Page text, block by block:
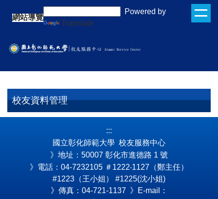
要
內
網站導覽
Powered by
Translate
校友資料管理
:::
國立彰化師範大學 校友服務中心
》地址：50007 彰化市進德路 1 號
》電話：04-7232105 ＃1222‧1127（鄭主任）
#1223（王小姐） #1225(沈小姐)
》傳真：04-721-1137 》E-mail：